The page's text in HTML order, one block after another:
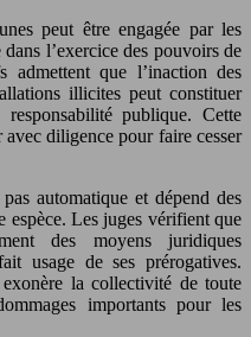
peut être engagée par les
l’exercice des pouvoirs de
admettent que l’inaction des
illicites peut constituer
publique. Cette
diligence pour faire cesser
automatique et dépend des
espèce. Les juges vérifient que
des moyens juridiques
usage de ses prérogatives.
exonère la collectivité de toute
importants pour les